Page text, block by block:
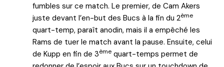
fumbles sur ce match. Le premier, de Cam Akers
juste devant l’en-but des Bucs à la fin du 2ème
quart-temp, paraît anodin, mais il a empêché les
Rams de tuer le match avant la pause. Ensuite, celui
de Kupp en fin de 3ème quart-temps permet de